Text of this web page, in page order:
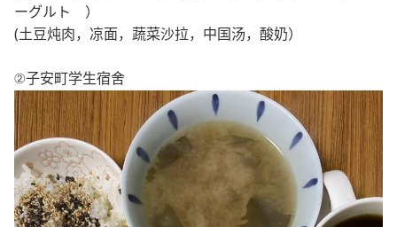
ーグルト ）
(土豆炖肉，凉面，蔬菜沙拉，中国汤，酸奶）
②子安町学生宿舍